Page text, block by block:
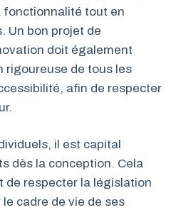
fonctionnalité tout en
Un bon projet de
doit également
rigoureuse de tous les
afin de respecter
il est capital
dès la conception. Cela
de respecter la législation
le cadre de vie de ses